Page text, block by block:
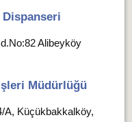
Dispanseri
Alibeyköy
Müdürlüğü
A, Küçükbakkalköy,